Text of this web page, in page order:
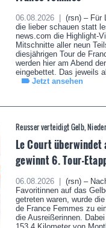
06.08.2026 |
(rsn) – Für
die lieber schauen statt
news.com die Highlight-
Mitschnitte aller neun
diesjährigen Tour de
werden hier am Abend
eingebettet. Das jeweils
Jetzt ansehen
Reusser verteidigt Gelb,
Le Court überwindet
gewinnt 6. Tour-
06.08.2026 |
(rsn) –
Favoritinnen auf das
getreten waren, wurde
de France Femmes zu
die Ausreißerinnen.